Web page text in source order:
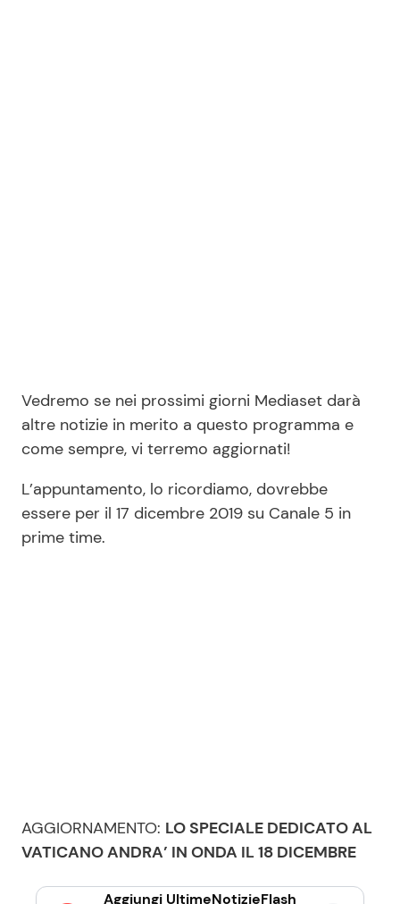
Vedremo se nei prossimi giorni Mediaset darà
altre notizie in merito a questo programma e
come sempre, vi terremo aggiornati!
L’appuntamento, lo ricordiamo, dovrebbe
essere per il 17 dicembre 2019 su Canale 5 in
prime time.
AGGIORNAMENTO: LO SPECIALE DEDICATO AL
VATICANO ANDRA’ IN ONDA IL 18 DICEMBRE
Aggiungi UltimeNotizieFlash